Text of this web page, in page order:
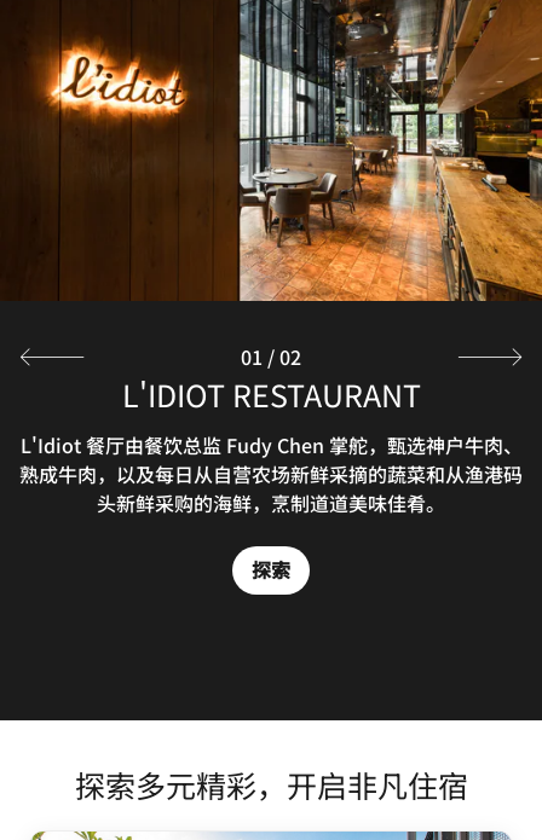
L'IDIOT RESTAURANT
L'Idiot 餐厅由餐饮总监 Fudy Chen 掌舵，甄选神户牛肉、
熟成牛肉，以及每日从自营农场新鲜采摘的蔬菜和从渔港码
头新鲜采购的海鲜，烹制道道美味佳肴。
探索
EAST END
On the third floor, with an outdoor terrace
overlooking prime sections of Da an District, is the
distinctive East End bar, one of the trendiest bars in
探索
01 /02
探索多元精彩，开启非凡住宿